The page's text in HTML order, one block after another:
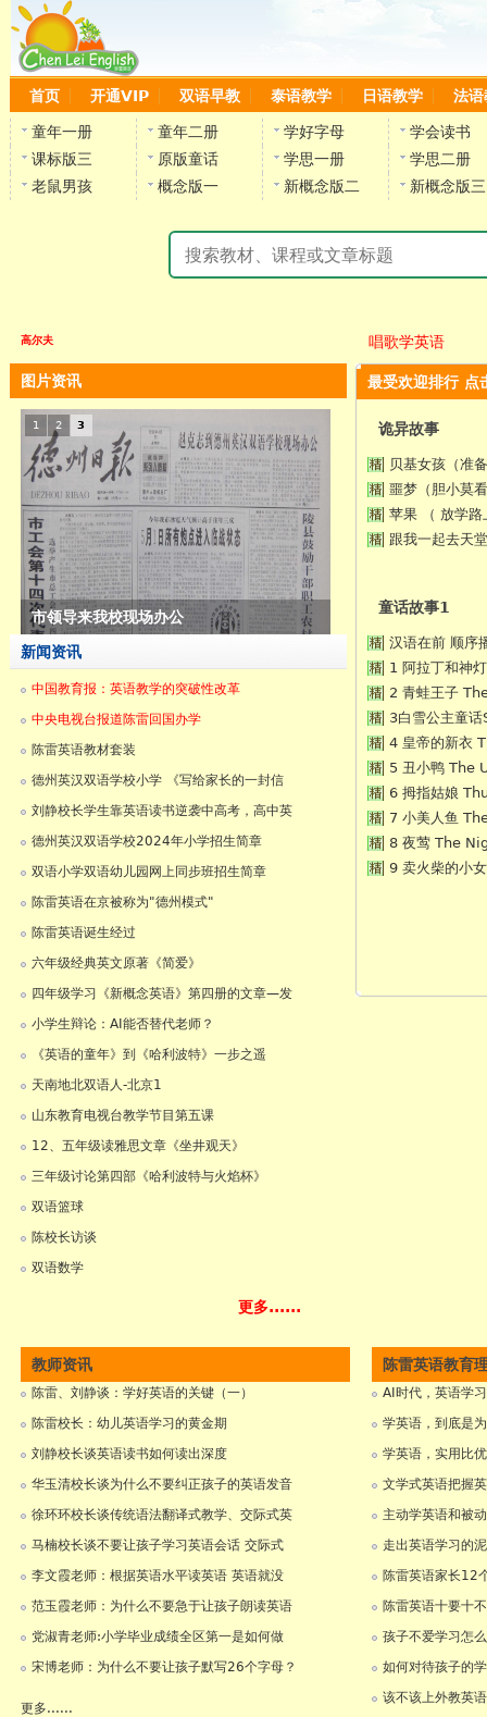
首页 开通VIP 双语早教 泰语教学 日语教学 法语
童年一册 童年二册 学好字母
学会读书
课标版三
原版童话 学思一册
学思二册
老鼠男孩
概念版一 新概念版二 新概念版三
高尔夫 唱歌学英语
图片资讯
陈雷英语在京被称为"德州模式"
1 2 3
新闻资讯
中国教育报：英语教学的突破性改革
中央电视台报道陈雷回国办学
陈雷英语教材套装
德州英汉双语学校小学 《写给家长的一封信
刘静校长学生靠英语读书逆袭中高考，高中英
德州英汉双语学校2024年小学招生简章
双语小学双语幼儿园网上同步班招生简章
陈雷英语在京被称为"德州模式"
陈雷英语诞生经过
六年级经典英文原著《简爱》
四年级学习《新概念英语》第四册的文章—发
小学生辩论：AI能否替代老师？
《英语的童年》到《哈利波特》一步之遥
天南地北双语人-北京1
山东教育电视台教学节目第五课
12、五年级读雅思文章《坐井观天》
三年级讨论第四部《哈利波特与火焰杯》
双语篮球
陈校长访谈
双语数学
更多......
最受欢迎排行 点
诡异故事
贝基女孩（准
噩梦（胆小莫
苹果 （ 放学路
跟我一起去天
童话故事1
汉语在前 顺序
1 阿拉丁和神
2 青蛙王子
3白雪公主童
4 皇帝的新衣
5 丑小鸭 The
6 拇指姑娘
7 小美人鱼
8 夜莺 The
9 卖火柴的小
教师资讯
陈雷、刘静谈：学好英语的关键（一）
陈雷校长：幼儿英语学习的黄金期
刘静校长谈英语读书如何读出深度
华玉清校长谈为什么不要纠正孩子的英语发音
徐环环校长谈传统语法翻译式教学、交际式英
马楠校长谈不要让孩子学习英语会话 交际式
李文霞老师：根据英语水平读英语 英语就没
范玉霞老师：为什么不要急于让孩子朗读英语
党淑青老师:小学毕业成绩全区第一是如何做
宋博老师：为什么不要让孩子默写26个字母？
更多......
陈雷英语教育
AI时代，英语学
学英语，到底是
学英语，实用比
文学式英语把握
主动学英语和被
走出英语学习的
陈雷英语家长12
陈雷英语十要十
孩子不爱学习怎
如何对待孩子的
该不该上外教英